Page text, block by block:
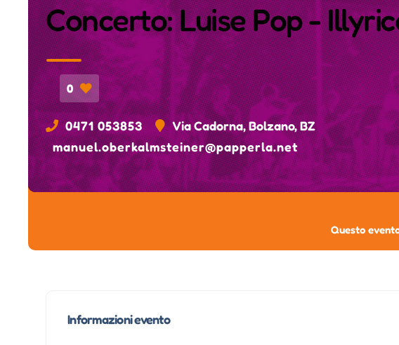
Concerto: Luise Pop -
0
0471 053853
Via Cadorna, Bolzano, BZ
manuel.oberkalmsteiner@papperla.net
Questo
Informazioni evento